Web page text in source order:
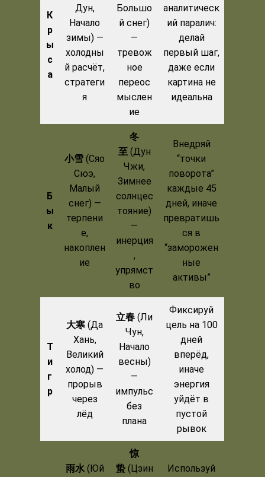
К
р
ы
с
а
Дун,
Начало
зимы) —
холодны
й расчёт,
стратеги
я
Большо
й снег)
—
тревож
ное
переос
мыслен
ие
аналитическ
ий паралич:
делай
первый шаг,
даже если
картина не
идеальна
Б
ы
к
小雪 (Сяо
Сюэ,
Малый
снег) —
терпени
е,
накоплен
ие
冬
至(Дун
Чжи,
Зимнее
солнцес
тояние)
—
инерция
,
упрямст
во
Внедряй
“точки
поворота”
каждые 45
дней, иначе
превратишь
ся в
“заморожен
ные
активы”
Т
и
г
р
大寒 (Да
Хань,
Великий
холод) —
прорыв
через
лёд
立春 (Ли
Чун,
Начало
весны)
—
импульс
без
плана
Фиксируй
цель на 100
дней
вперёд,
иначе
энергия
уйдёт в
пустой
рывок
雨水(Юй
惊
蛰(Цзин
Используй